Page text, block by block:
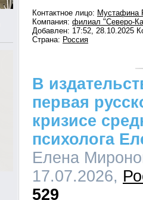
Контактное лицо: Мустафина
Компания: филиал "Северо-
Добавлен: 17:52, 28.10.2025
Страна: Россия
В
первая
кризисе
психолога
Елена
17.07.2026,
529